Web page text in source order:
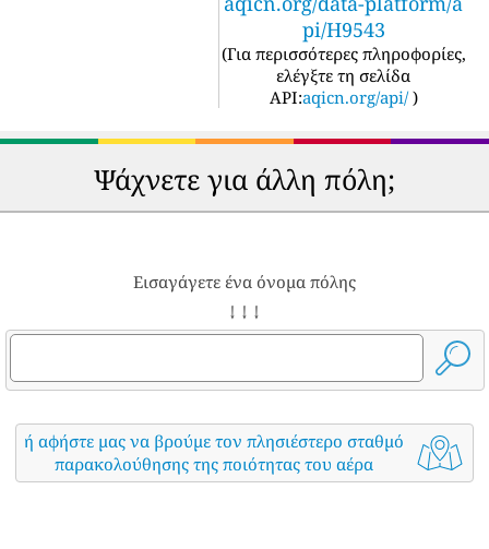
pi/H9543
(Για περισσότερες πληροφορίες,
ελέγξτε τη σελίδα
API:aqicn.org/api/ )
Ψάχνετε για άλλη πόλη;
Εισαγάγετε ένα όνομα πόλης
↓ ↓ ↓
ή αφήστε μας να βρούμε τον πλησιέστερο σταθμό
παρακολούθησης της ποιότητας του αέρα